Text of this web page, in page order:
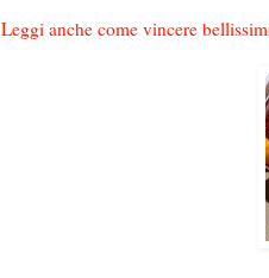
Leggi anche come vincere